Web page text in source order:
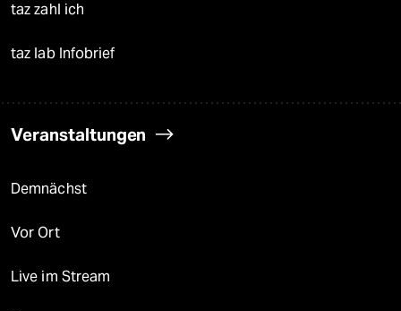
taz zahl ich
taz lab Infobrief
Veranstaltungen
Demnächst
Vor Ort
Live im Stream